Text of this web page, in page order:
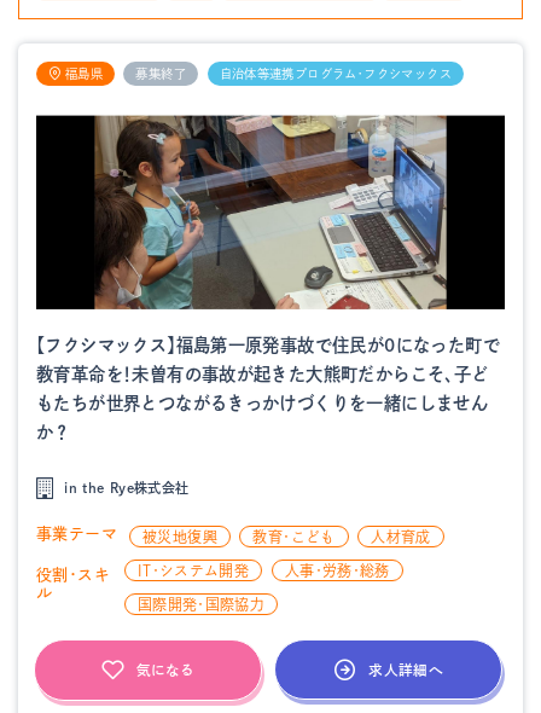
福島県 募集終了 自治体等連携プログラム・フクシマックス
【フクシマックス】福島第一原発事故で住民が0になった町で
教育革命を！未曽有の事故が起きた大熊町だからこそ、子ど
もたちが世界とつながるきっかけづくりを一緒にしません
か？
in the Rye株式会社
事業テーマ 被災地復興 教育・こども 人材育成
役割・スキ
ル
IT・システム開発 人事・労務・総務
国際開発・国際協力
気になる 求人詳細へ